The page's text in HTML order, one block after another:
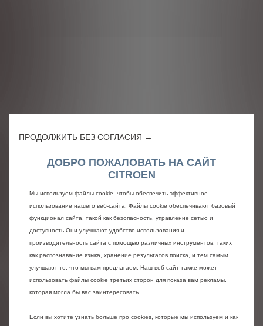
Для подключенных автомобилей, заказанных
после 1 июля 2023 года, Citroën предлагает
дополнение к другим отдельным услугам.
ПРОДОЛЖИТЬ БЕЗ СОГЛАСИЯ →
ДОБРО ПОЖАЛОВАТЬ НА САЙТ
CITROEN
Мы используем файлы cookie, чтобы обеспечить эффективное
использование нашего веб-сайта. Файлы cookie обеспечивают базовый
функционал сайта, такой как безопасность, управление сетью и
доступность.Они улучшают удобство использования и
производительность сайта с помощью различных инструментов, таких
как распознавание языка, хранение результатов поиска, и тем самым
улучшают то, что мы вам предлагаем. Наш веб-сайт также может
использовать файлы cookie третьих сторон для показа вам рекламы,
которая могла бы вас заинтересовать.
Если вы хотите узнать больше про cookies, которые мы используем и как